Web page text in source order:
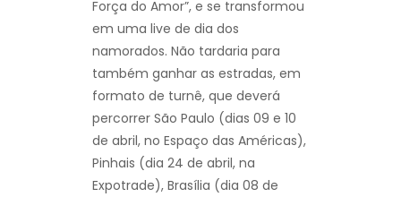
Força do Amor”, e se transformou
em uma live de dia dos
namorados. Não tardaria para
também ganhar as estradas, em
formato de turnê, que deverá
percorrer São Paulo (dias 09 e 10
de abril, no Espaço das Américas),
Pinhais (dia 24 de abril, na
Expotrade), Brasília (dia 08 de